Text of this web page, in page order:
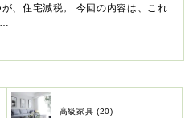
、住宅減税。 今回の内容は、これ
…
高級家具 (20)